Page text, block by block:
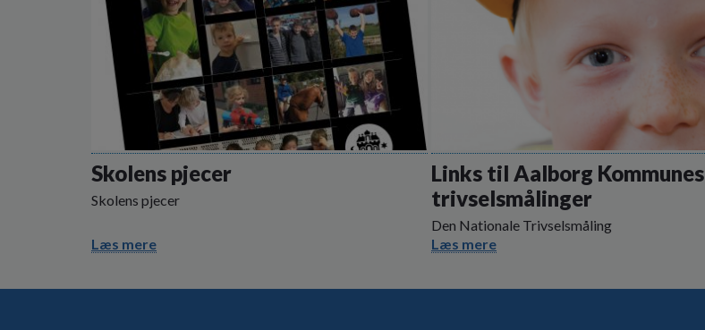
Skolens pjecer
Skolens pjecer
Læs mere
Links til Aalborg Kommunes
trivselsmålinger
Den Nationale Trivselsmåling
Læs mere